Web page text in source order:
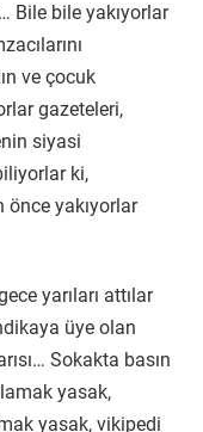
Bile bile yakıyorlar
ve çocuk
gazeteleri,
siyasi
ki,
önce yakıyorlar
yarıları attılar
üye olan
Sokakta basın
yasak,
yasak, vikipedi